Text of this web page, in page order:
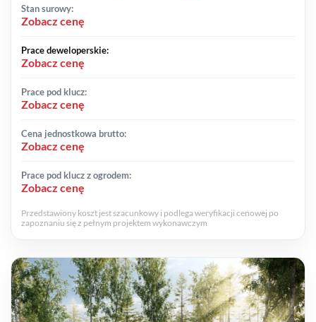
Stan surowy:
Zobacz cenę
Prace deweloperskie:
Zobacz cenę
Prace pod klucz:
Zobacz cenę
Cena jednostkowa brutto:
Zobacz cenę
Prace pod klucz z ogrodem:
Zobacz cenę
Przedstawiony koszt jest szacunkowy i podlega weryfikacji cenowej po
zapoznaniu się z pełnym projektem wykonawczym